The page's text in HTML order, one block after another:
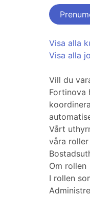
Visa alla
Visa alla
Vill du
Fortinova
Vårt
våra
Om rollen
I rollen